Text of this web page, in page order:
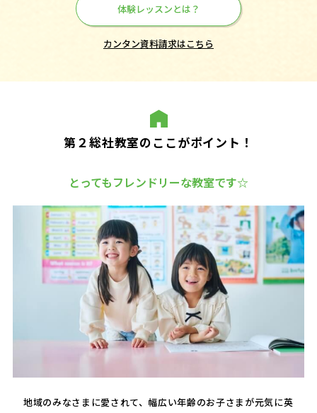
体験レッスンとは？
カンタン資料請求はこちら
第２総社教室のここがポイント！
とってもフレンドリーな教室です☆
地域のみなさまに愛されて、幅広い年齢のお子さまが元気に英